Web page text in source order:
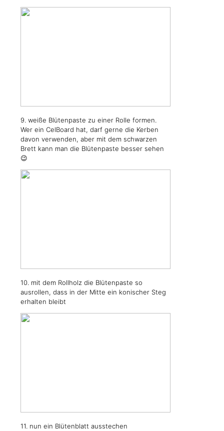
9. weiße Blütenpaste zu einer Rolle formen.
Wer ein CelBoard hat, darf gerne die Kerben
davon verwenden, aber mit dem schwarzen
Brett kann man die Blütenpaste besser sehen
😉
10. mit dem Rollholz die Blütenpaste so
ausrollen, dass in der Mitte ein konischer Steg
erhalten bleibt
11. nun ein Blütenblatt ausstechen